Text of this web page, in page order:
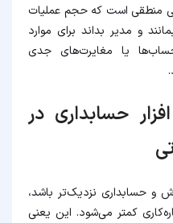
منطقی است که حجم عملیات
و مدیر بداند برای موارد
یا مغایرت‌های جدی
حسابداری در
و حسابداری نزدیک‌تر باشد،
کمتر می‌شود. این یعنی